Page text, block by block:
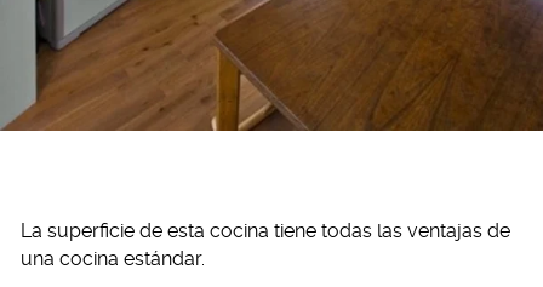
La superficie de esta cocina tiene todas las ventajas de
una cocina estándar.